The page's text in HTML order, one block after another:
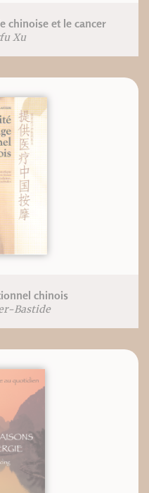
chinoise et le cancer
Xu
chinois
Bastide